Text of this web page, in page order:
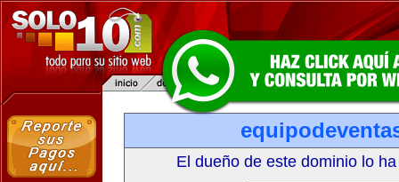
El dueño de este dominio lo